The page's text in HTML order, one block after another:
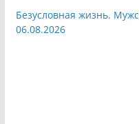
Безусловная жизнь.
06.08.2026